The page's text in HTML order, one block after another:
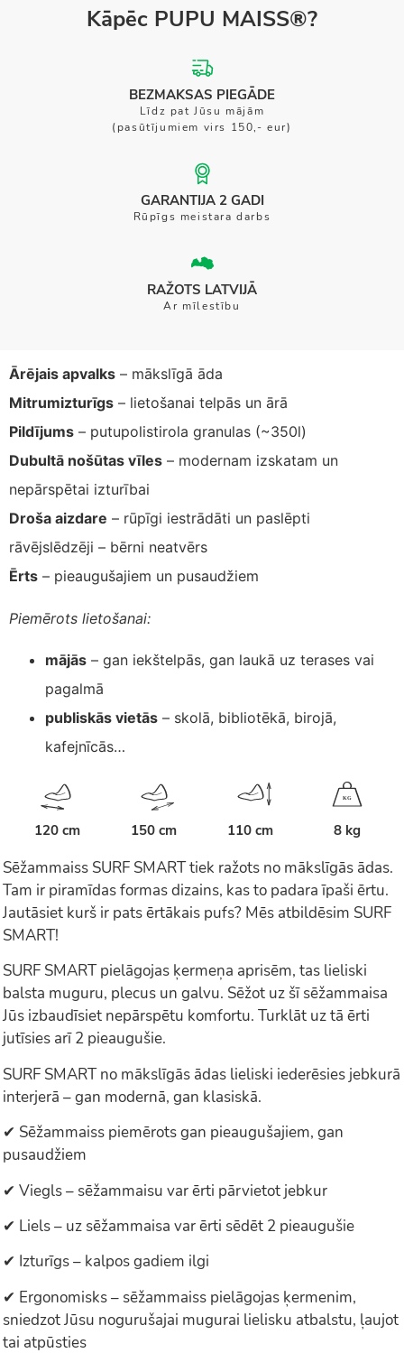
Kāpēc PUPU MAISS®?
BEZMAKSAS PIEGĀDE
Līdz pat Jūsu mājām
(pasūtījumiem virs 150,- eur)
GARANTIJA 2 GADI
Rūpīgs meistara darbs
RAŽOTS LATVIJĀ
Ar mīlestību
Ārējais apvalks – mākslīgā āda
Mitrumizturīgs – lietošanai telpās un ārā
Pildījums – putupolistirola granulas (~350l)
Dubultā nošūtas vīles – modernam izskatam un
nepārspētai izturībai
Droša aizdare – rūpīgi iestrādāti un paslēpti
rāvējslēdzēji – bērni neatvērs
Ērts – pieaugušajiem un pusaudžiem
Piemērots lietošanai:
mājās – gan iekštelpās, gan laukā uz terases vai
pagalmā
publiskās vietās – skolā, bibliotēkā, birojā,
kafejnīcās…
120 cm 150 cm 110 cm
KG
8 kg
Sēžammaiss SURF SMART tiek ražots no mākslīgās ādas.
Tam ir piramīdas formas dizains, kas to padara īpaši ērtu.
Jautāsiet kurš ir pats ērtākais pufs? Mēs atbildēsim SURF
SMART!
SURF SMART pielāgojas ķermeņa aprisēm, tas lieliski
balsta muguru, plecus un galvu. Sēžot uz šī sēžammaisa
Jūs izbaudīsiet nepārspētu komfortu. Turklāt uz tā ērti
jutīsies arī 2 pieaugušie.
SURF SMART no mākslīgās ādas lieliski iederēsies jebkurā
interjerā – gan modernā, gan klasiskā.
✔ Sēžammaiss piemērots gan pieaugušajiem, gan
pusaudžiem
✔ Viegls – sēžammaisu var ērti pārvietot jebkur
✔ Liels – uz sēžammaisa var ērti sēdēt 2 pieaugušie
✔ Izturīgs – kalpos gadiem ilgi
✔ Ergonomisks – sēžammaiss pielāgojas ķermenim,
sniedzot Jūsu nogurušajai mugurai lielisku atbalstu, ļaujot
tai atpūsties